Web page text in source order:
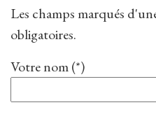
Les champs marqués
obligatoires.
Votre nom (*)